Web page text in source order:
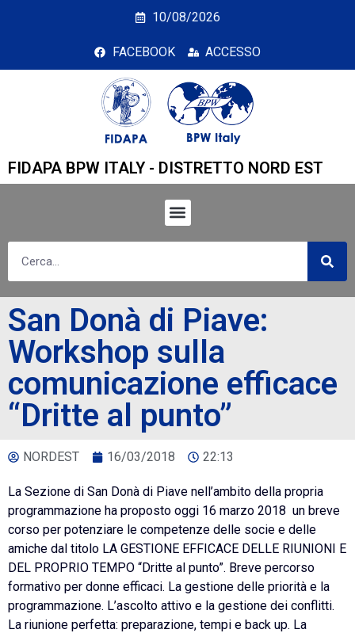
San Donà di Piave:
10/08/2026
FACEBOOK ACCESSO
FIDAPA BPW ITALY - DISTRETTO NORD EST
San Donà di Piave:
Workshop sulla
comunicazione efficace
“Dritte al punto”
NORDEST 16/03/2018 22:13
La Sezione di San Donà di Piave nell’ambito della propria
programmazione ha proposto oggi 16 marzo 2018 un breve
corso per potenziare le competenze delle socie e delle
amiche dal titolo LA GESTIONE EFFICACE DELLE RIUNIONI E
DEL PROPRIO TEMPO “Dritte al punto”. Breve percorso
formativo per donne efficaci. La gestione delle priorità e la
programmazione. L’ascolto attivo e la gestione dei conflitti.
La riunione perfetta: preparazione, tempi e back up. La